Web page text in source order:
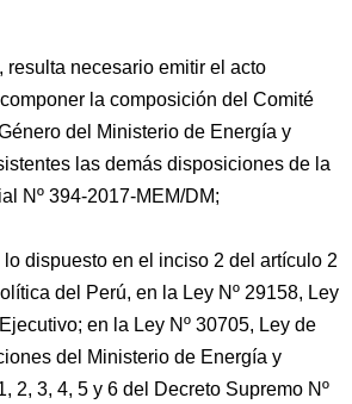
resulta necesario emitir el acto
la composición del Comité
del Ministerio de Energía y
las demás disposiciones de la
Nº 394-2017-MEM/DM;
dispuesto en el inciso 2 del artículo 2
del Perú, en la Ley Nº 29158, Ley
en la Ley Nº 30705, Ley de
del Ministerio de Energía y
2, 3, 4, 5 y 6 del Decreto Supremo Nº